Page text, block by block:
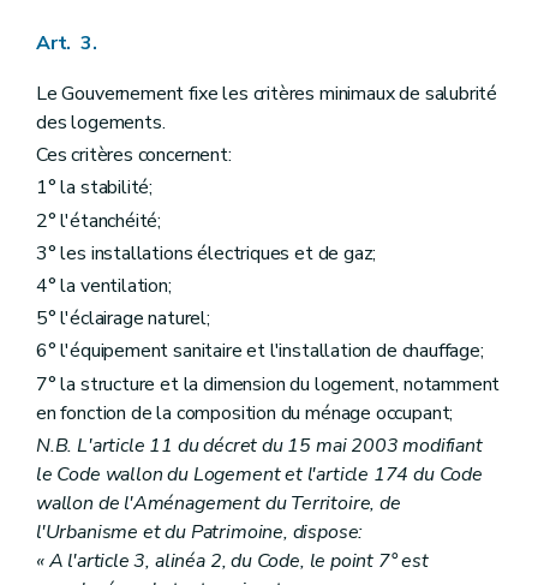
Art. 3.
Le Gouvernement fixe les critères minimaux de salubrité
des logements.
Ces critères concernent:
1° la stabilité;
2° l'étanchéité;
3° les installations électriques et de gaz;
4° la ventilation;
5° l'éclairage naturel;
6° l'équipement sanitaire et l'installation de chauffage;
7° la structure et la dimension du logement, notamment
en fonction de la composition du ménage occupant;
N.B. L'article 11 du décret du 15 mai 2003 modifiant
le Code wallon du Logement et l'article 174 du Code
wallon de l'Aménagement du Territoire, de
l'Urbanisme et du Patrimoine, dispose:
« A l'article 3, alinéa 2, du Code, le point 7° est